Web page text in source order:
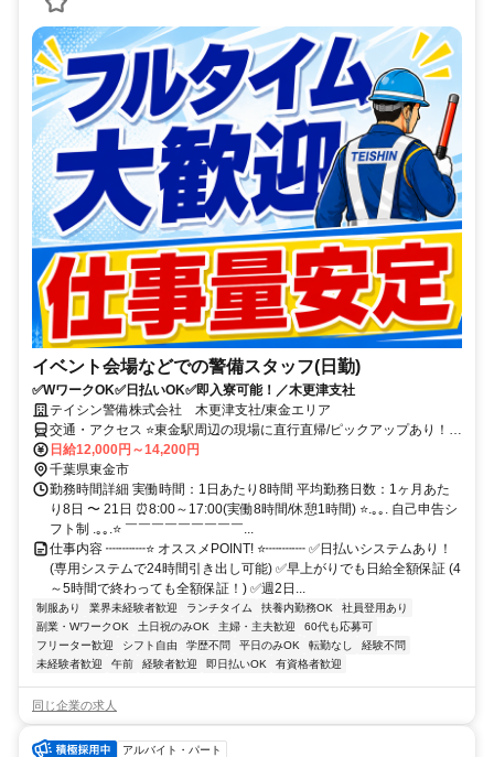
イベント会場などでの警備スタッフ(日勤)
✅WワークOK✅日払いOK✅即入寮可能！／木更津支社
テイシン警備株式会社 木更津支社/東金エリア
交通・アクセス ⭐東金駅周辺の現場に直行直帰/ピックアップあり！移
動の心配は不要です♪
日給12,000円～14,200円
千葉県東金市
勤務時間詳細 実働時間：1日あたり8時間 平均勤務日数：1ヶ月あた
り8日 〜 21日 ⏰8:00～17:00(実働8時間/休憩1時間) ⭐.｡｡. 自己申告シ
フト制 .｡｡.⭐ ￣￣￣￣￣￣￣￣￣...
仕事内容 ┉┉┉⭐ オススメPOINT! ⭐┉┉┉ ✅日払いシステムあり！
(専用システムで24時間引き出し可能) ✅早上がりでも日給全額保証 (4
～5時間で終わっても全額保証！) ✅週2日...
制服あり 業界未経験者歓迎 ランチタイム 扶養内勤務OK
社員登用あり
副業・WワークOK
土日祝のみOK 主婦・主夫歓迎
60代も応募可
フリーター歓迎
シフト自由 学歴不問 平日のみOK 転勤なし
経験不問
未経験者歓迎
午前 経験者歓迎 即日払いOK 有資格者歓迎
同じ企業の求人
アルバイト・パート